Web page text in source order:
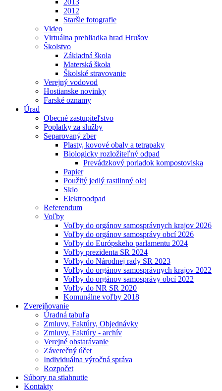
2013
2012
Staršie fotografie
Video
Virtuálna prehliadka hrad Hrušov
Školstvo
Základná škola
Materská škola
Školské stravovanie
Verejný vodovod
Hostianske novinky
Farské oznamy
Úrad
Obecné zastupiteľstvo
Poplatky za služby
Separovaný zber
Plasty, kovové obaly a tetrapaky
Biologicky rozložiteľný odpad
Prevádzkový poriadok kompostoviska
Papier
Použitý jedlý rastlinný olej
Sklo
Elektroodpad
Referendum
Voľby
Voľby do orgánov samosprávnych krajov 2026
Voľby do orgánov samosprávy obcí 2026
Voľby do Európskeho parlamentu 2024
Voľby prezidenta SR 2024
Voľby do Národnej rady SR 2023
Voľby do orgánov samosprávnych krajov 2022
Voľby do orgánov samosprávy obcí 2022
Voľby do NR SR 2020
Komunálne voľby 2018
Zverejňovanie
Úradná tabuľa
Zmluvy, Faktúry, Objednávky
Zmluvy, Faktúry - archív
Verejné obstarávanie
Záverečný účet
Individuálna výročná správa
Rozpočet
Súbory na stiahnutie
Kontakty